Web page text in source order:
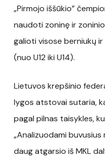
„Pirmojo iššūkio”
naudoti zoninę ir
galioti visose berniukų
(nuo U12 iki U14).
Lietuvos krepšinio
lygos atstovai sutaria,
pagal pilnas taisykles,
„Analizuodami
daug atgarsio iš MKL